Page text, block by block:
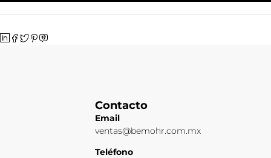
Contacto
Email
ventas@bemohr.com.mx
Teléfono